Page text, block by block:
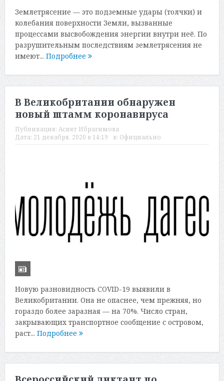
Землетрясение — это подземные удары (толчки) и
колебания поверхности Земли, вызванные
процессами высвобождения энергии внутри неё. По
разрушительным последствиям землетрясения не
имеют... Подробнее
В Великобритании обнаружен
новый штамм коронавируса
Публикация: Асият Ибрагимова
Дата: 21 декабря, 2020 в 14:19 в: Официально
Новую разновидность COVID-19 выявили в
Великобритании. Она не опаснее, чем прежняя, но
гораздо более заразная — на 70%. Число стран,
закрывающих транспортное сообщение с островом,
раст... Подробнее